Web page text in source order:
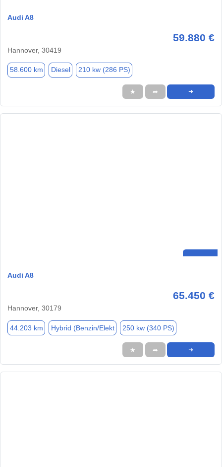
Audi A8
59.880 €
Hannover, 30419
58.600 km Diesel 210 kw (286 PS)
★ ➦ ➜
Audi A8
65.450 €
Hannover, 30179
44.203 km Hybrid (Benzin/Elekt 250 kw (340 PS)
★ ➦ ➜